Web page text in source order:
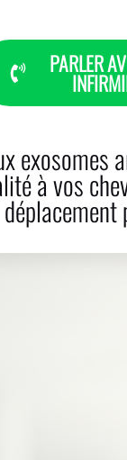
PARLER
exosomes
à vos